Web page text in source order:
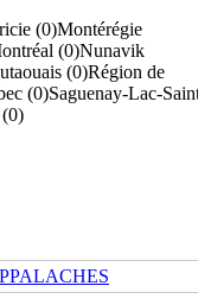
(0)Montérégie
(0)Nunavik
(0)Région de
(0)Saguenay-Lac-
(0)